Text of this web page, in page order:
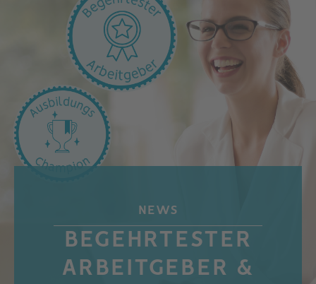
NEWS
BEGEHRTESTER
ARBEITGEBER &